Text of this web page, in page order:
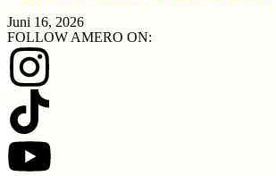
Juni 16, 2026
FOLLOW AMERO ON: